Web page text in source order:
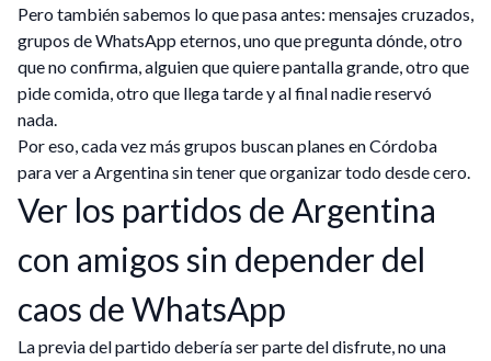
Pero también sabemos lo que pasa antes: mensajes cruzados,
grupos de WhatsApp eternos, uno que pregunta dónde, otro
que no confirma, alguien que quiere pantalla grande, otro que
pide comida, otro que llega tarde y al final nadie reservó
nada.
Por eso, cada vez más grupos buscan planes en Córdoba
para ver a Argentina sin tener que organizar todo desde cero.
Ver los partidos de Argentina
con amigos sin depender del
caos de WhatsApp
La previa del partido debería ser parte del disfrute, no una